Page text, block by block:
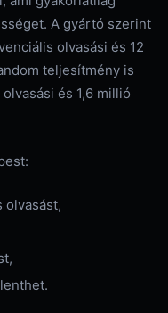
A gyártó szerint
olvasási és 12
teljesítmény is
és 1,6 millió
olvasást,